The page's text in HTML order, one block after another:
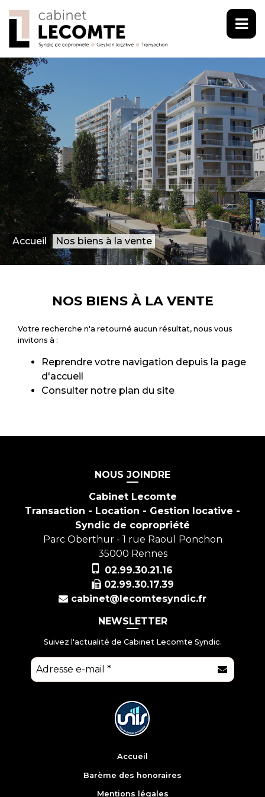
Accueil Nos biens à la vente
NOS BIENS À LA VENTE
Votre recherche n'a retourné aucun résultat, nous vous
invitons à :
Reprendre votre navigation depuis la page
d'accueil
Consulter notre plan du site
NOUS JOINDRE
Cabinet Lecomte
Transaction - Location - Gestion locative -
Syndic de copropriété
Parc Oberthur - 1 rue Raoul Ponchon
35000 Rennes
02.99.30.21.16
02.99.30.17.39
cabinet@lecomtesyndic.fr
NEWSLETTER
Suivez l'actualité de Cabinet Lecomte Syndic.
Accueil
Barème des honoraires
Mentions légales